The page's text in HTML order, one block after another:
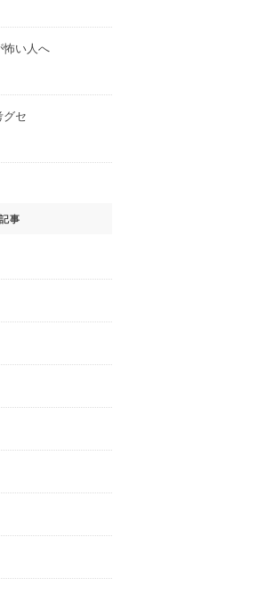
怖い人へ
グセ
事